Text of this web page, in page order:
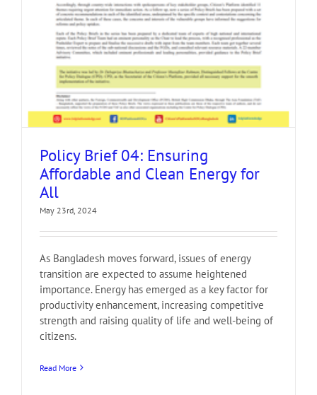
Policy Brief 04: Ensuring
Affordable and Clean Energy for
All
May 23rd, 2024
As Bangladesh moves forward, issues of energy
transition are expected to assume heightened
importance. Energy has emerged as a key factor for
productivity enhancement, increasing competitive
strength and raising quality of life and well-being of
citizens.
Read More